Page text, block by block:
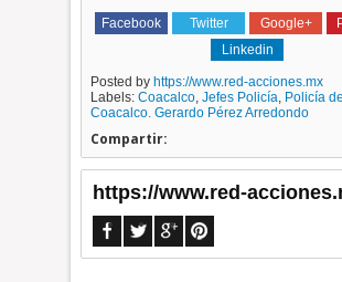
Facebook Twitter Google+
Linkedin
Posted by https://www.red-acciones.mx
Labels:Coacalco,Jefes Policía, Policía de
Coacalco. Gerardo Pérez Arredondo
Compartir:
https://www.red-